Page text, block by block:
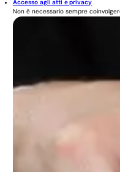
Accesso agli atti e privacy
Non è necessario sempre